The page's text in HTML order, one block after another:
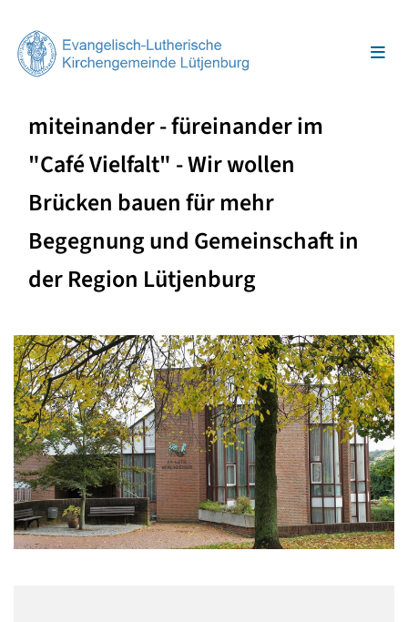
miteinander - füreinander im
"Café Vielfalt" - Wir wollen
Brücken bauen für mehr
Begegnung und Gemeinschaft in
der Region Lütjenburg